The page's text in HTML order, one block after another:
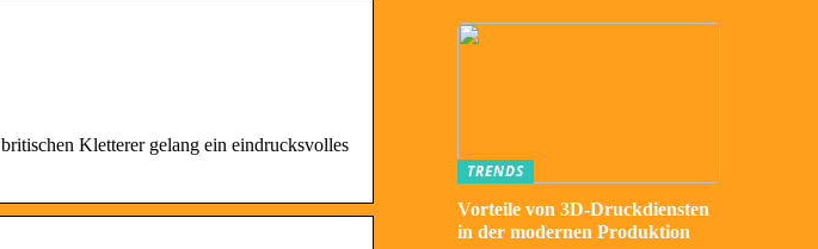
Kletterer gelang ein eindrucksvolles
TRENDS
Vorteile von 3D-Druckdiensten
in der modernen Produktion